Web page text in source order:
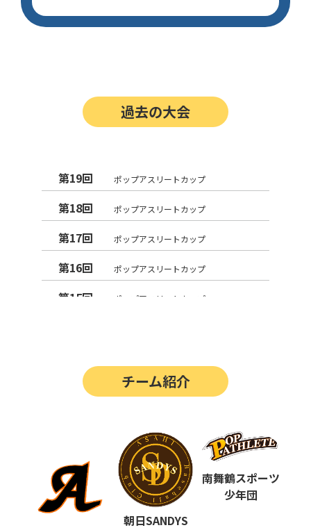
過去の大会
第19回 ポップアスリートカップ
第18回 ポップアスリートカップ
第17回 ポップアスリートカップ
第16回 ポップアスリートカップ
第15回 ポップアスリートカップ
第12回 決勝戦の動画はこちらから
ポップアスリートカップ
第10回 ポップアスリートカップ
第9回 ポップアスリートカップ
チーム紹介
朝日SANDYS
南舞鶴スポーツ
少年団